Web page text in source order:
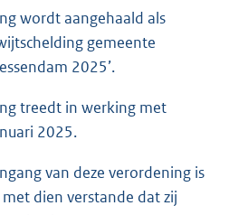
wordt aangehaald als
gemeente
2025’.
treedt in werking met
2025.
van deze verordening is
dien verstande dat zij